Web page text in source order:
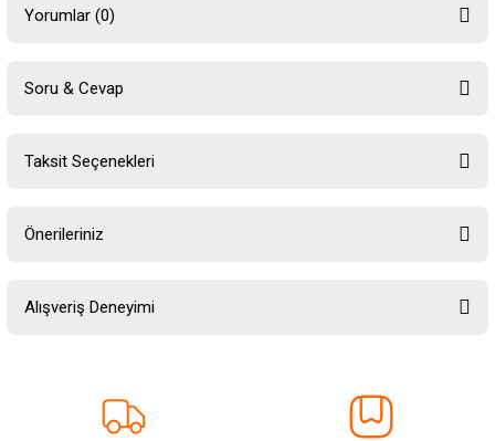
Yorumlar (0)
Soru & Cevap
Taksit Seçenekleri
Önerileriniz
Bu ürünün fiyat bilgisi, resim, ürün açıklamalarında ve diğer konularda
yetersiz gördüğünüz noktaları öneri formunu kullanarak tarafımıza
Ürün resmi kalitesiz, bozuk veya görüntülenemiyor.
Alışveriş Deneyimi